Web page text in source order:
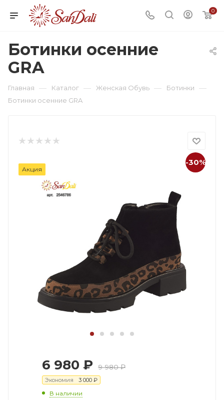
0
Ботинки осенние
GRA
Главная — Каталог — Женская Обувь — Ботинки —
Ботинки осенние GRA
-30%
Акция
6 980 ₽ 9 980₽
Экономия 3 000 ₽
В наличии